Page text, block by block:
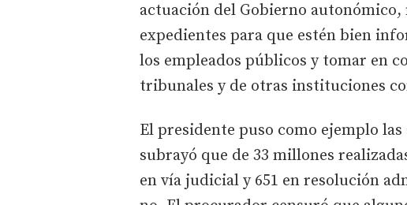
actuación del Gobierno
expedientes para que estén bien
los empleados públicos y tomar en
tribunales y de otras instituciones
El presidente puso como ejemplo
subrayó que de 33 millones
en vía judicial y 651 en resolución